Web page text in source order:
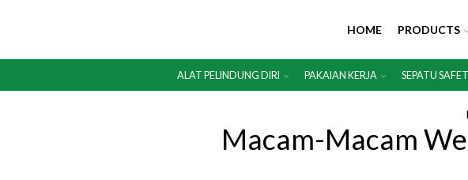
HOME PRODUCTS
ALAT PELINDUNG DIRI PAKAIAN KERJA SEPATU
Macam-Macam